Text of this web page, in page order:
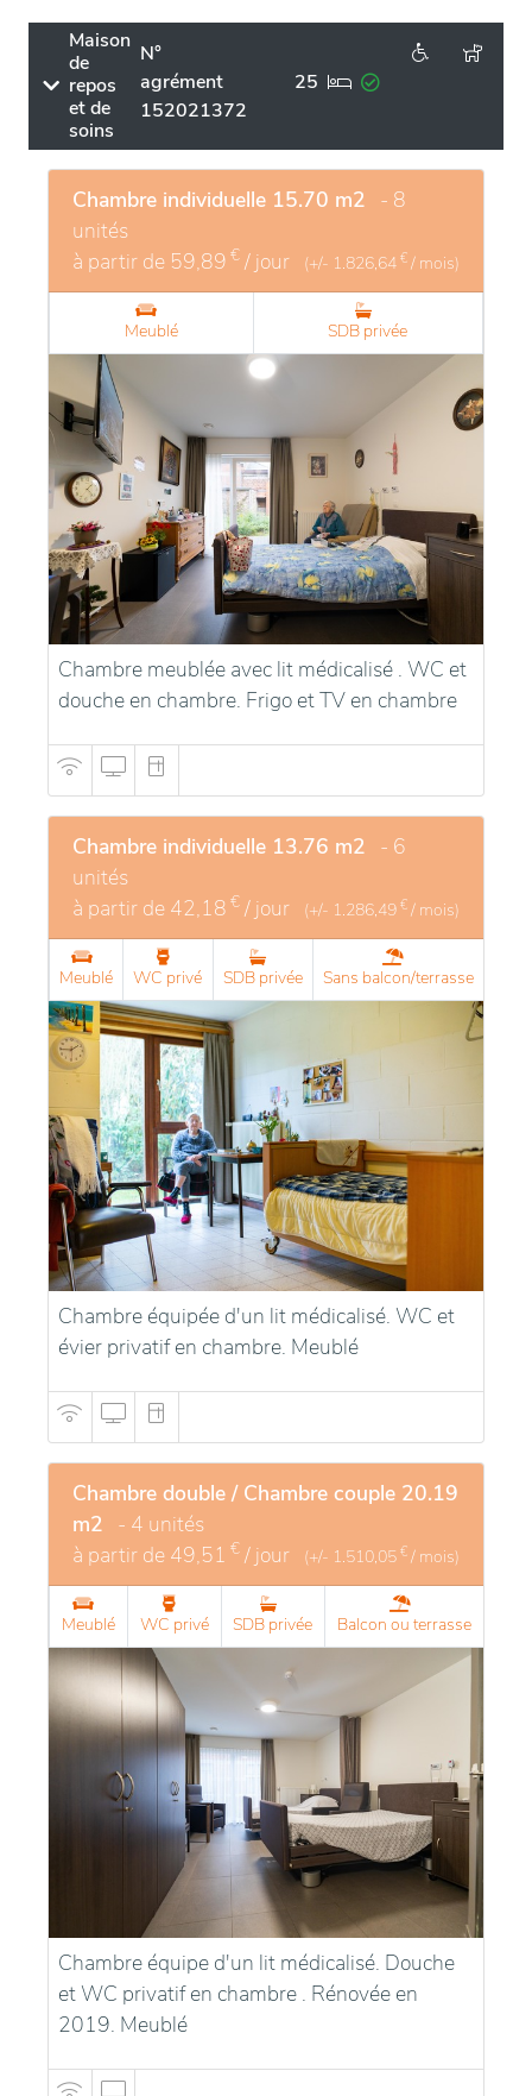
Maison
de
repos
et de
soins
N°
agrément
152021372
25
Chambre individuelle 15.70 m2 - 8
unités
à partir de 59,89 € / jour (+/- 1.826,64 € / mois)
Meublé SDB privée
Chambre meublée avec lit médicalisé . WC et
douche en chambre. Frigo et TV en chambre
Chambre individuelle 13.76 m2 - 6
unités
à partir de 42,18 € / jour (+/- 1.286,49 € / mois)
Meublé WC privé SDB privée Sans balcon/terrasse
Chambre équipée d'un lit médicalisé. WC et
évier privatif en chambre. Meublé
Chambre double / Chambre couple 20.19
m2 - 4 unités
à partir de 49,51 € / jour (+/- 1.510,05 € / mois)
Meublé WC privé SDB privée Balcon ou terrasse
Chambre équipe d'un lit médicalisé. Douche
et WC privatif en chambre . Rénovée en
2019. Meublé